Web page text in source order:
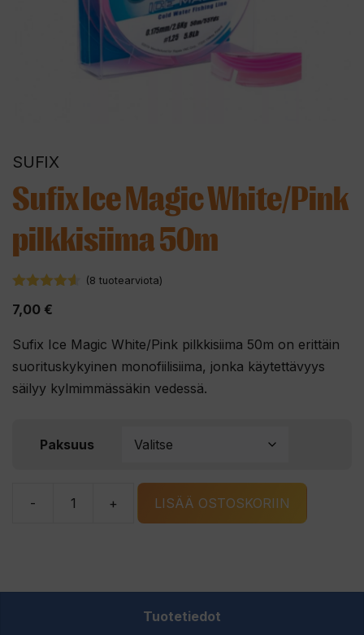
SUFIX
Sufix Ice Magic White/Pink
pilkkisiima 50m
(8 tuotearviota)
7,00 €
Sufix Ice Magic White/Pink pilkkisiima 50m on erittäin
suorituskykyinen monofiilisiima, jonka käytettävyys
säilyy kylmimmässäkin vedessä.
Paksuus
-
Sufix
50m
+ LISÄÄ OSTOSKORIIN
Tuotetiedot